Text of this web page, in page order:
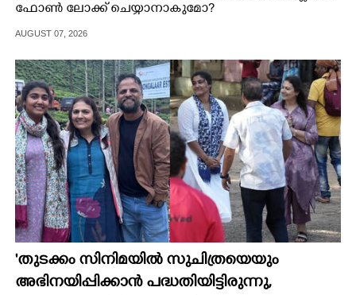
ഫോൺ ലോക്ക് ചെയ്യാനാകുമോ?
AUGUST 07, 2026
'തുടക്കം സിനിമയിൽ സുചിത്രയെയും
അഭിനയിപ്പിക്കാൻ പദ്ധതിയിട്ടിരുന്നു,​